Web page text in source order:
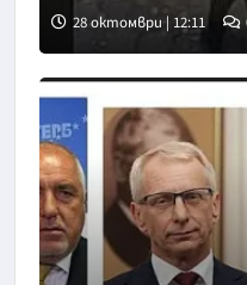
28 октомври | 12:11